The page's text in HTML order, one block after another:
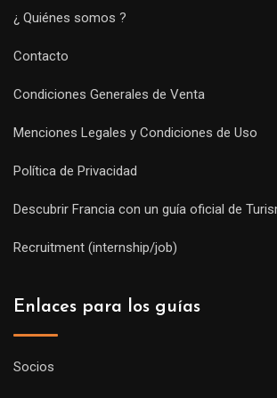
¿ Quiénes somos ?
Contacto
Condiciones Generales de Venta
Menciones Legales y Condiciones de Uso
Política de Privacidad
Descubrir Francia con un guía oficial de
Recruitment (internship/job)
Enlaces para los guías
Socios